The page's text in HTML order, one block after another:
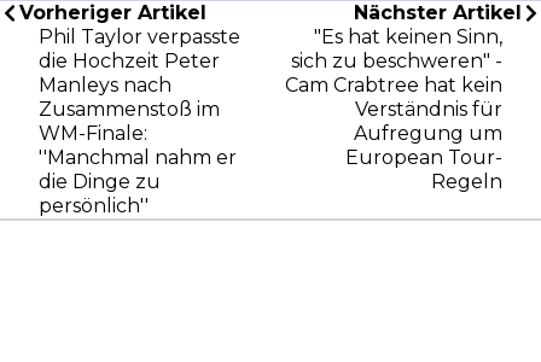
Vorheriger Artikel
Phil Taylor verpasste
die Hochzeit Peter
Manleys nach
Zusammenstoß im
WM-Finale:
''Manchmal nahm er
die Dinge zu
persönlich''
Nächster Artikel
"Es hat keinen Sinn,
sich zu beschweren" -
Cam Crabtree hat kein
Verständnis für
Aufregung um
European Tour-
Regeln